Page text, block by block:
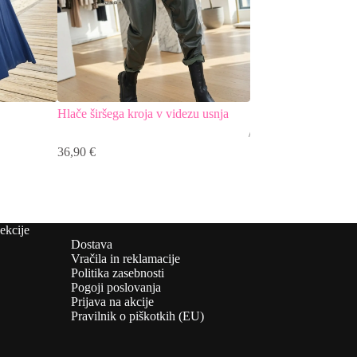
Hlače širšega kroja v videzu usnja
36,90 €
Dostava
Vračila in reklamacije
Politika zasebnosti
Pogoji poslovanja
Prijava na akcije
Pravilnik o piškotkih (EU)